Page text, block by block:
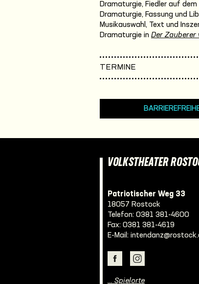
Dramaturgie, Fiedler auf dem
Dramaturgie, Fassung und
Musikauswahl, Text und
Dramaturgie in Der Zauberer
TERMINE
VOLKSTHEATER
Patriotischer Weg 33
18057 Rostock
Telefon: 0381 381-4600
Fax: 0381 381-4619
E-Mail:
… Spielorte